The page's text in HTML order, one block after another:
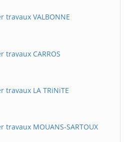
travaux VALBONNE
travaux CARROS
travaux LA TRiNiTE
travaux MOUANS-SARTOUX